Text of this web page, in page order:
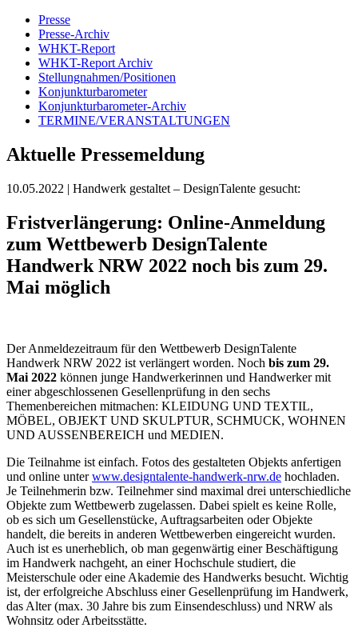
Presse
Presse-Archiv
WHKT-Report
WHKT-Report Archiv
Stellungnahmen/Positionen
Konjunkturbarometer
Konjunkturbarometer-Archiv
TERMINE/VERANSTALTUNGEN
Aktuelle Pressemeldung
10.05.2022 | Handwerk gestaltet – DesignTalente gesucht:
Fristverlängerung: Online-Anmeldung
zum Wettbewerb DesignTalente
Handwerk NRW 2022 noch bis zum 29.
Mai möglich
Der Anmeldezeitraum für den Wettbewerb DesignTalente
Handwerk NRW 2022 ist verlängert worden. Noch bis zum 29.
Mai 2022 können junge Handwerkerinnen und Handwerker mit
einer abgeschlossenen Gesellenprüfung in den sechs
Themenbereichen mitmachen: KLEIDUNG UND TEXTIL,
MÖBEL, OBJEKT UND SKULPTUR, SCHMUCK, WOHNEN
UND AUSSENBEREICH und MEDIEN.
Die Teilnahme ist einfach. Fotos des gestalteten Objekts anfertigen
und online unterwww.designtalente-handwerk-nrw.de hochladen.
Je Teilnehmerin bzw. Teilnehmer sind maximal drei unterschiedliche
Objekte zum Wettbewerb zugelassen. Dabei spielt es keine Rolle,
ob es sich um Gesellenstücke, Auftragsarbeiten oder Objekte
handelt, die bereits in anderen Wettbewerben eingereicht wurden.
Auch ist es unerheblich, ob man gegenwärtig einer Beschäftigung
im Handwerk nachgeht, an einer Hochschule studiert, die
Meisterschule oder eine Akademie des Handwerks besucht. Wichtig
ist, der erfolgreiche Abschluss einer Gesellenprüfung im Handwerk,
das Alter (max. 30 Jahre bis zum Einsendeschluss) und NRW als
Wohnsitz oder Arbeitsstätte.